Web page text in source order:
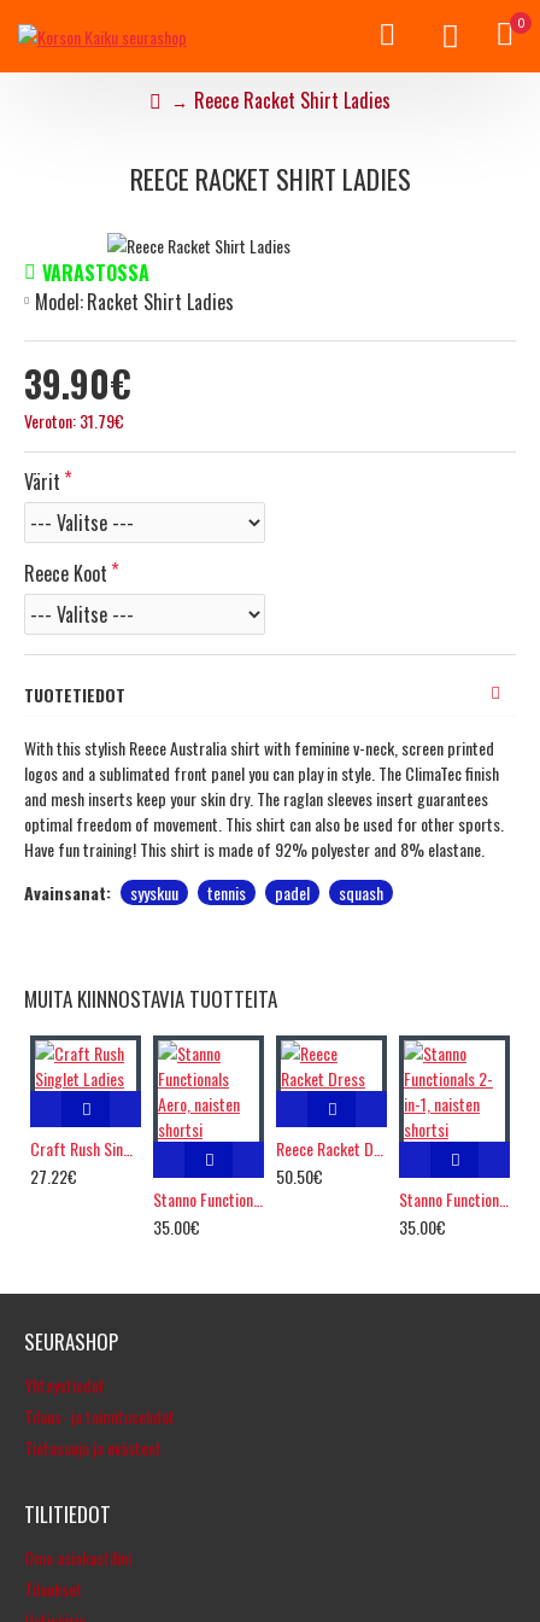
0
Reece Racket Shirt Ladies
REECE RACKET SHIRT LADIES
39.90€
Veroton: 31.79€
VARASTOSSA
Model:Racket Shirt Ladies
Värit
Reece Koot
TUOTETIEDOT
With this stylish Reece Australia shirt with feminine v-neck, screen printed
logos and a sublimated front panel you can play in style. The ClimaTec finish
and mesh inserts keep your skin dry. The raglan sleeves insert guarantees
optimal freedom of movement. This shirt can also be used for other sports.
Have fun training! This shirt is made of 92% polyester and 8% elastane.
Avainsanat:
syyskuu tennis padel squash
MUITA KIINNOSTAVIA TUOTTEITA
27.22€
Stanno Functionals Aero, naisten shortsi
35.00€
50.50€
Stanno Functionals 2-in-1, naisten shortsi
35.00€
SEURASHOP
Yhteystiedot
Tilaus- ja toimitusehdot
Tietosuoja ja evästeet
TILITIEDOT
Oma asiakastilini
Tilaukset